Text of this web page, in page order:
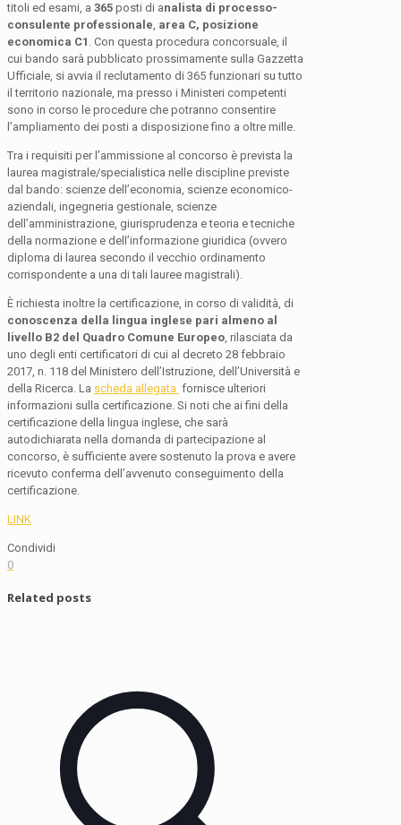
titoli ed esami, a 365 posti di analista di processo-
consulente professionale, area C, posizione
economica C1 . Con questa procedura concorsuale, il
cui bando sarà pubblicato prossimamente sulla Gazzetta
Ufficiale, si avvia il reclutamento di 365 funzionari su tutto
il territorio nazionale, ma presso i Ministeri competenti
sono in corso le procedure che potranno consentire
l’ampliamento dei posti a disposizione fino a oltre mille.
Tra i requisiti per l’ammissione al concorso è prevista la
laurea magistrale/specialistica nelle discipline previste
dal bando: scienze dell’economia, scienze economico-
aziendali, ingegneria gestionale, scienze
dell’amministrazione, giurisprudenza e teoria e tecniche
della normazione e dell’informazione giuridica (ovvero
diploma di laurea secondo il vecchio ordinamento
corrispondente a una di tali lauree magistrali).
È richiesta inoltre la certificazione, in corso di validità, di
conoscenza della lingua inglese pari almeno al
livello B2 del Quadro Comune Europeo, rilasciata da
uno degli enti certificatori di cui al decreto 28 febbraio
2017, n. 118 del Ministero dell’Istruzione, dell’Università e
della Ricerca. La scheda allegata fornisce ulteriori
informazioni sulla certificazione. Si noti che ai fini della
certificazione della lingua inglese, che sarà
autodichiarata nella domanda di partecipazione al
concorso, è sufficiente avere sostenuto la prova e avere
ricevuto conferma dell’avvenuto conseguimento della
certificazione.
LINK
Condividi
0
Related posts